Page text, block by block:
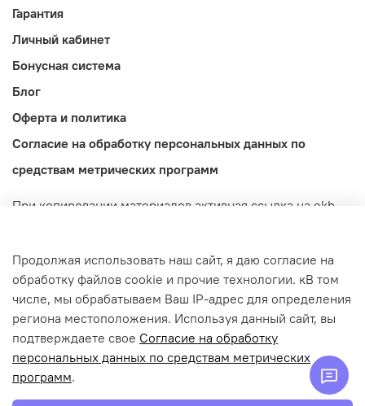
Гарантия
Личный кабинет
Бонусная система
Блог
Оферта и политика
Согласие на обработку персональных данных по
средствам метрических программ
При копировании материалов активная ссылка на ekb-
информационный характер и ни при каких условиях не
является публичной офертой, определяемой
положениями Статьи 437 (2) Гражданского кодекса
Российской Федерации.
© 2022-2026 ekb-import.ru / Магазин IMPORT.
ИП Попов Денис Дмитриевич | ИНН: 665913301139 |
ОГРНИП: 322665800155760
Продолжая использовать наш сайт, я даю согласие на
обработку файлов cookie и прочие технологии. кВ том
числе, мы обрабатываем Ваш IP-адрес для определения
региона местоположения. Используя данный сайт, вы
подтверждаете свое Согласие на обработку
персональных данных по средствам метрических
программ.